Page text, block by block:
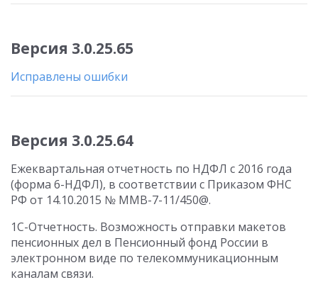
Версия 3.0.25.65
Исправлены ошибки
Версия 3.0.25.64
Ежеквартальная отчетность по НДФЛ с 2016 года
(форма 6-НДФЛ), в соответствии с Приказом ФНС
РФ от 14.10.2015 № ММВ-7-11/450@.
1С-Отчетность. Возможность отправки макетов
пенсионных дел в Пенсионный фонд России в
электронном виде по телекоммуникационным
каналам связи.